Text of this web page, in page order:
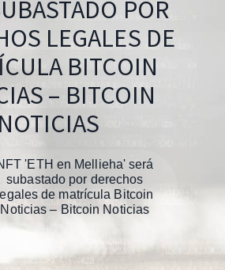
POR
LEGALES DE
BITCOIN
– BITCOIN
NOTICIAS
'ETH en Mellieha' será
subastado por derechos
legales de matrícula Bitcoin
Noticias – Bitcoin Noticias